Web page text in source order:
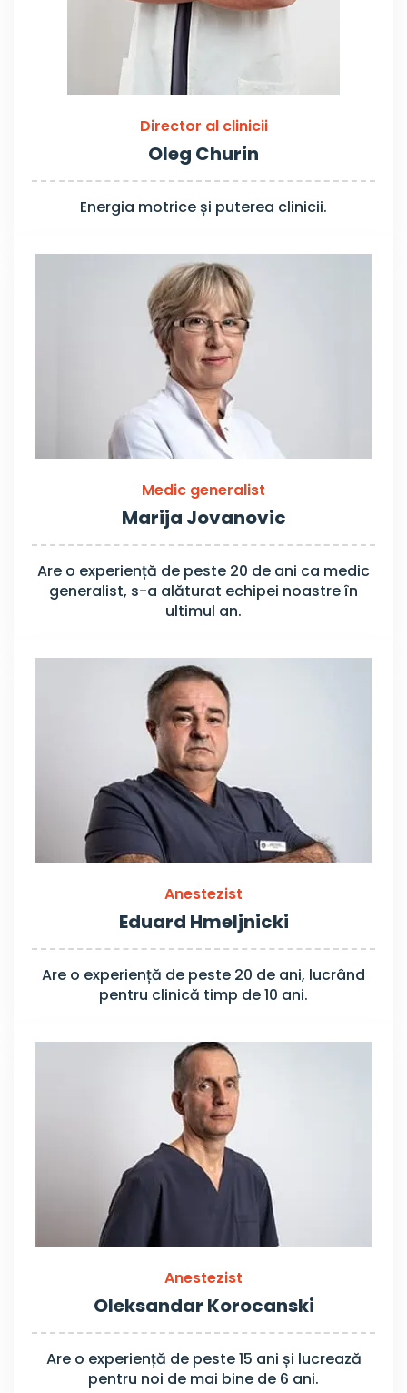
Director al clinicii
Oleg Churin
Energia motrice și puterea clinicii.
Medic generalist
Marija Jovanovic
Are o experiență de peste 20 de ani ca medic
generalist, s-a alăturat echipei noastre în
ultimul an.
Anestezist
Eduard Hmeljnicki
Are o experiență de peste 20 de ani, lucrând
pentru clinică timp de 10 ani.
Anestezist
Oleksandar Korocanski
Are o experiență de peste 15 ani și lucrează
pentru noi de mai bine de 6 ani.